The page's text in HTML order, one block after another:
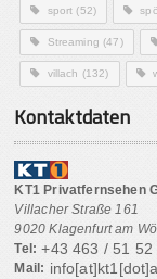
sport (52) spö
Streaming (47)
villach (132)
Kontaktdaten
KT1 Privatfernsehen
Villacher Straße 161
9020 Klagenfurt am
Tel: +43 463 / 51 52
Mail: